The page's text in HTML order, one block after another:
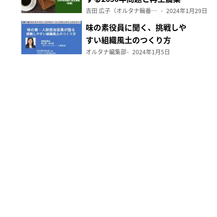
（前編）
吉田 広子（オルタナ輪番編集長） 2024年1月29日
味の素役員に聞く、挑戦しや
すい組織風土のつくり方
オルタナ編集部 2024年1月5日